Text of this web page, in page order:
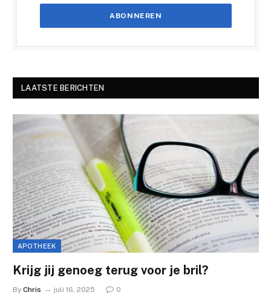
LAATSTE BERICHTEN
APOTHEEK
Krijg jij genoeg terug voor je bril?
By Chris juli 16, 2025 0